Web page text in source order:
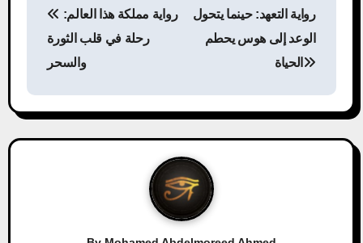
t
n
رحلة في قلب الثورة
والسحر
رواية التعهد: حينما يتحول
الوعد إلى هوس يحطم
الحياة